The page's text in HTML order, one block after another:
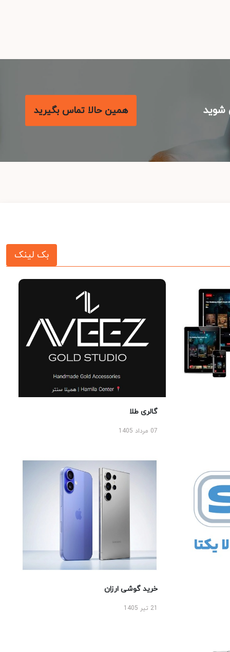
همین حالا تماس بگیرید
بک لینک
گالری طلا
07 مرداد 1405
خرید گوشی ارزان